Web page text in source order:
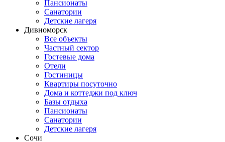
Пансионаты
Санатории
Детские лагеря
Дивноморск
Все объекты
Частный сектор
Гостевые дома
Отели
Гостиницы
Квартиры посуточно
Дома и коттеджи под ключ
Базы отдыха
Пансионаты
Санатории
Детские лагеря
Сочи